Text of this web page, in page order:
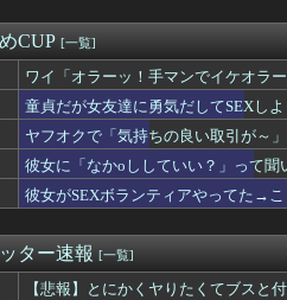
かoししていい？」って聞いたらこうな
病院の屋上に登り、患者を見つめていた
近の声優、マジで乳がデカい
谷さん「人生かけて7億円貯めたのにガ
ーイッシュ女子「お～い！傘入ってく
ランプ大統領、日本を高く評価「真珠
中みな実、妊娠後の姿がガチで美しす
うに語られてるけど実際は『雲泥の
20代にしか見えない30代女子』、めち
赤ちゃんを放流した人、間違った行動だ
とエ●チしたいか見解が別れる六人衆
ビキニ水着姿wwwwwwwwwwwwwww
CUP [一覧]
ワイ「オラーッ！手マンでイケオラ
童貞だが女友達に勇気だしてSEXし
ヤフオクで「気持ちの良い取引が～
www
彼女に「なかoししていい？」って聞
彼女がSEXボランティアやってた→こ
ター速報 [一覧]
【悲報】とにかくヤりたくてブスと